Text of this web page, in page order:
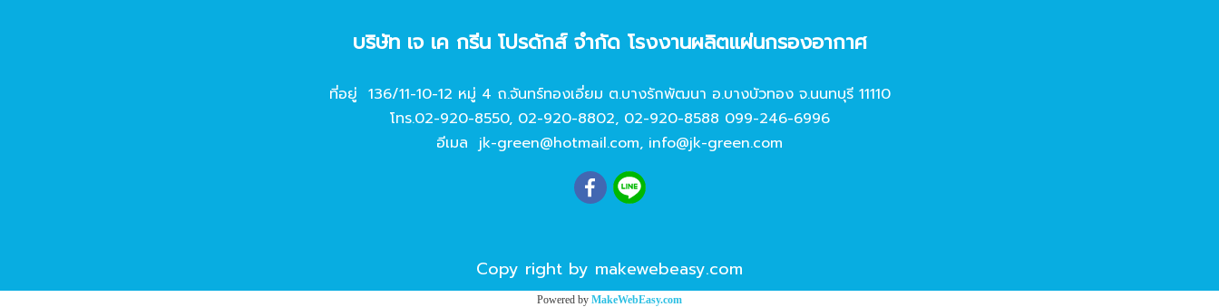
บริษัท เจ เค กรีน โปรดักส์ จํากัด โรงงานผลิตแผ่นกรองอากาศ
ที่อยู่ 136/11-10-12 หมู่ 4 ถ.จันทร์ทองเอี่ยม ต.บางรักพัฒนา อ.บางบัวทอง จ.นนทบุรี 11110
โทร.02-920-8550, 02-920-8802, 02-920-8588 099-246-6996
อีเมล jk-green@hotmail.com, info@jk-green.com
Copy right by makewebeasy.com
Powered by MakeWebEasy.com